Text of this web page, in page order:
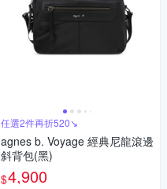
任選2件再折520↘
agnes b. Voyage 經典尼龍滾邊
斜背包(黑)
$4,900